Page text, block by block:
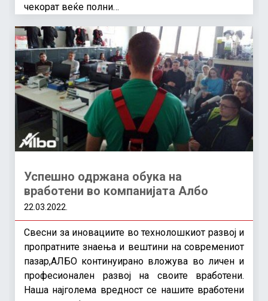
чекорат веќе полни…
Успешно одржана обука на
вработени во компанијата Албо
22.03.2022.
Свесни за иновациите во технолошкиот развој и
пропратните знаења и вештини на современиот
пазар,АЛБО континуирано вложува во личен и
професионален развој на своите вработени.
Наша најголема вредност се нашите вработени